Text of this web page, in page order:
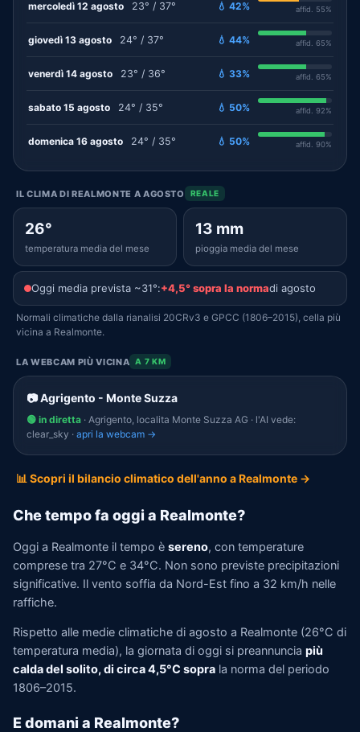
mercoledì 12 agosto 23° / 37° 💧 42% affid. 55%
giovedì 13 agosto 24° / 37° 💧 44% affid. 65%
venerdì 14 agosto 23° / 36° 💧 33% affid. 65%
sabato 15 agosto 24° / 35° 💧 50% affid. 92%
domenica 16 agosto 24° / 35° 💧 50% affid. 90%
IL CLIMA DI REALMONTE A AGOSTO REALE
26°
temperatura media del mese
13 mm
pioggia media del mese
Oggi media prevista ~31°:+4,5° sopra la normadi agosto
Normali climatiche dalla rianalisi 20CRv3 e GPCC (1806–2015), cella più
vicina a Realmonte.
LA WEBCAM PIÙ VICINA A 7 KM
📷 Agrigento - Monte Suzza
🟢 in diretta · Agrigento, localita Monte Suzza AG · l'AI vede:
clear_sky · apri la webcam →
📊 Scopri il bilancio climatico dell'anno a Realmonte →
Che tempo fa oggi a Realmonte?
Oggi a Realmonte il tempo è sereno, con temperature
comprese tra 27°C e 34°C. Non sono previste precipitazioni
significative. Il vento soffia da Nord-Est fino a 32 km/h nelle
raffiche.
Rispetto alle medie climatiche di agosto a Realmonte (26°C di
temperatura media), la giornata di oggi si preannuncia più
calda del solito, di circa 4,5°C sopra la norma del periodo
1806–2015.
E domani a Realmonte?